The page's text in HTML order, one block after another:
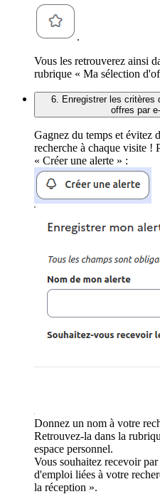
.
Vous les retrouverez ainsi
rubrique « Ma sélection
6. Enregistrer les critères
offres par
Gagnez du temps et évitez
recherche à chaque visite !
« Créer une alerte » :
Donnez un nom à votre
Retrouvez-la dans la
espace personnel.
Vous souhaitez recevoir
d'emploi liées à votre
la réception ».